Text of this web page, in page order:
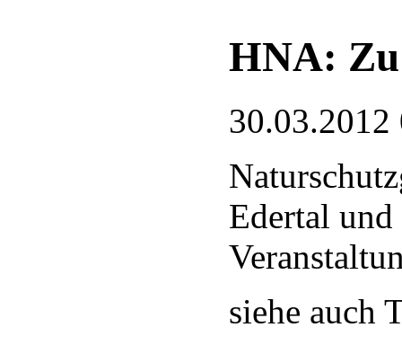
HNA:
30.03.2012
Edertal
siehe auch